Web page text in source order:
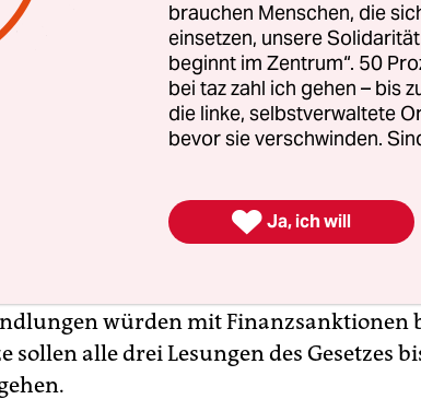
hatte Mdinaradzemit einer Breitseite
Zivilgesellschaft eröffnet. Der
Bereich in Georgien,
oppositionellen Parteien Mittel aus
ein Risiko für eine Radikalisierung
würden mit Finanzsanktionen
sollen alle drei Lesungen des Gesetzes
brauchen Menschen, die
einsetzen, unsere
beginnt im Zentrum“. 50
bei taz zahl ich gehen – bis
die linke, selbstverwaltete
bevor sie verschwinden.
 Ja, ich will